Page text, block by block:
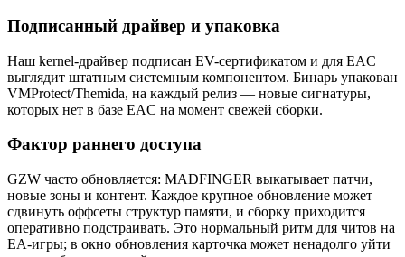
Подписанный драйвер и упаковка
Наш kernel-драйвер подписан EV-сертификатом и для EAC
выглядит штатным системным компонентом. Бинарь упакован
VMProtect/Themida, на каждый релиз — новые сигнатуры,
которых нет в базе EAC на момент свежей сборки.
Фактор раннего доступа
GZW часто обновляется: MADFINGER выкатывает патчи,
новые зоны и контент. Каждое крупное обновление может
сдвинуть оффсеты структур памяти, и сборку приходится
оперативно подстраивать. Это нормальный ритм для читов на
EA-игры; в окно обновления карточка может ненадолго уйти